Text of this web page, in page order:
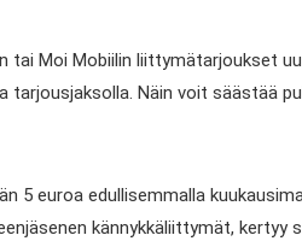
Moi Mobiilin liittymätarjoukset
Näin voit säästää
5 euroa edullisemmalla
kännykkäliittymät, kertyy